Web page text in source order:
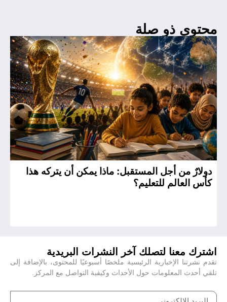
محتوى ذو صلة
دولارٌ من أجل المستقبل: ماذا يمكن أن يتركه هذا
كأس العالم للتعليم؟
اشترك معنا لتصلك آخر النشرات البريدية
تقدم نشرتنا الإخبارية الرئيسية ملخصًا أسبوعيًا للمحتوى، بالإضافة إلى
تلقي أحدث المعلومات حول الأحداث وكيفية التواصل مع المركز.